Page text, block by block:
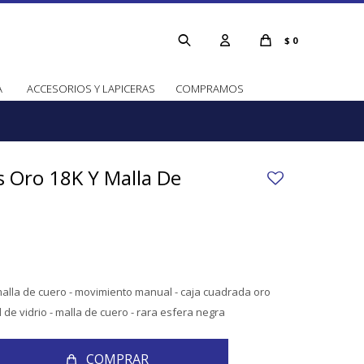
ACCESORIOS Y LAPICERAS COMPRAMOS
$ 0
Oro 18K Y Malla De
de cuero - movimiento manual - caja cuadrada oro
de vidrio - malla de cuero - rara esfera negra
COMPRAR